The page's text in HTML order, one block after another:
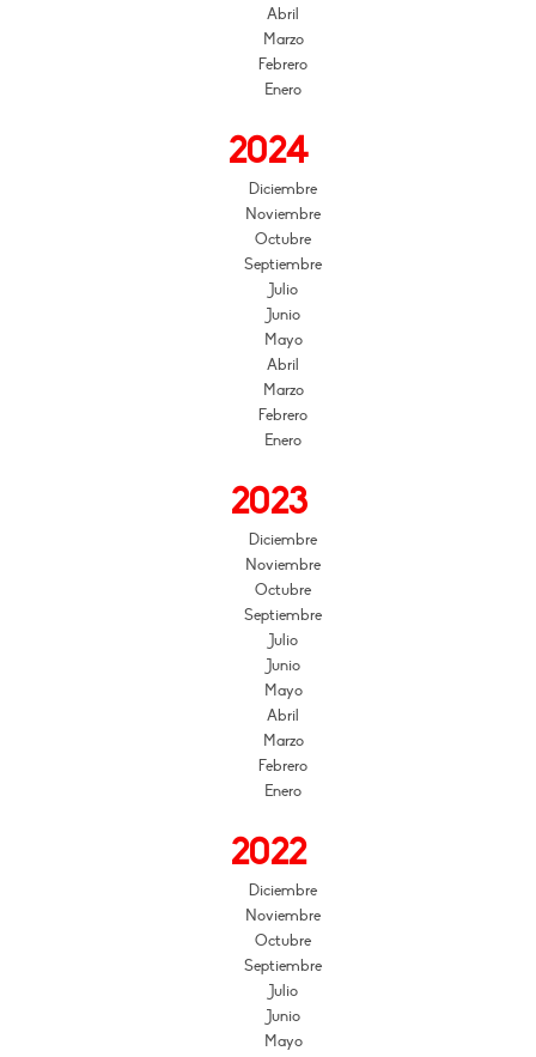
Abril
Marzo
Febrero
Enero
2024
Diciembre
Noviembre
Octubre
Septiembre
Julio
Junio
Mayo
Abril
Marzo
Febrero
Enero
2023
Diciembre
Noviembre
Octubre
Septiembre
Julio
Junio
Mayo
Abril
Marzo
Febrero
Enero
2022
Diciembre
Noviembre
Octubre
Septiembre
Julio
Junio
Mayo